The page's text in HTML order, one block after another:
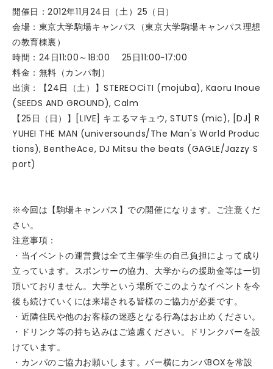
開催日：2012年11月24日（土）25（日）
会場：東京大学駒場キャンパス（東京大学駒場キャンパス理想
の教育棟裏）
時間：24日11:00～18:00 25日11:00~17:00
料金：無料（カンパ制）
出演：【24日（土）】STEREOCiTI (mojuba), Kaoru Inoue
(SEEDS AND GROUND), Calm
【25日（日）】[LIVE] キエるマキュウ, STUTS (mic), [DJ] R
YUHEI THE MAN (universounds/The Man's World Produc
tions), BentheAce, DJ Mitsu the beats (GAGLE/Jazzy S
port)
※今回は【駒場キャンパス】での開催になります。ご注意くだ
さい。
注意事項：
・当イベントの運営費は全て主催学生の自己負担によって成り
立っています。スポンサーの協力、大学からの援助金等は一切
頂いておりません。大学という場所でこのようなイベントを今
後も続けていくには来場される皆様のご協力が必要です。
・近隣住民や他のお客様の迷惑となる行為はお止めください。
・ドリンク等の持ち込みはご遠慮ください。ドリンクバーを設
けています。
・カンパのご協力お願いします。バー横にカンパBOXを常設